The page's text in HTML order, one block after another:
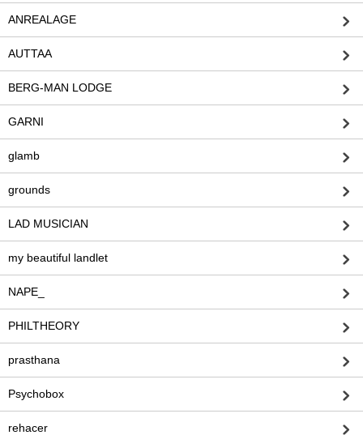
ANREALAGE
AUTTAA
BERG-MAN LODGE
GARNI
glamb
grounds
LAD MUSICIAN
my beautiful landlet
NAPE_
PHILTHEORY
prasthana
Psychobox
rehacer